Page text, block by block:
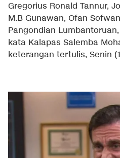
Gregorius Ronald Tannur,
M.B Gunawan, Ofan
Pangondian
kata Kalapas Salemba
keterangan tertulis, Senin